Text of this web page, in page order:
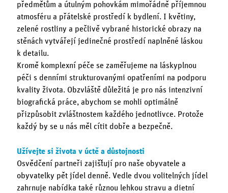
předmětům a útulným pohovkám mimořádně příjemnou
atmosféru a přátelské prostředí k bydlení. I květiny,
zelené rostliny a pečlivě vybrané historické obrazy na
stěnách vytvářejí jedinečné prostředí naplněné láskou
k detailu.
Kromě komplexní péče se zaměřujeme na láskyplnou
péči s denními strukturovanými opatřeními na podporu
kvality života. Obzvláště důležitá je pro nás intenzivní
biografická práce, abychom se mohli optimálně
přizpůsobit zvláštnostem každého jednotlivce. Protože
každý by se u nás měl cítit dobře a bezpečně.
Užívejte si života v úctě a důstojnosti
Osvědčení partneři zajišťují pro naše obyvatele a
obyvatelky pět jídel denně. Vedle dvou volitelných jídel
zahrnuje nabídka také různou lehkou stravu a dietní